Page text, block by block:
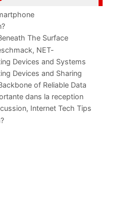
The Surface
NET-
im
Devices and Systems
Devices and Sharing
of Reliable Data
dans la reception
Internet Tech Tips